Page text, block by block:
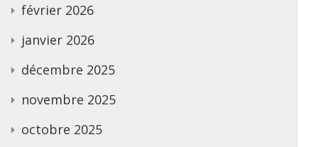
février 2026
janvier 2026
décembre 2025
novembre 2025
octobre 2025